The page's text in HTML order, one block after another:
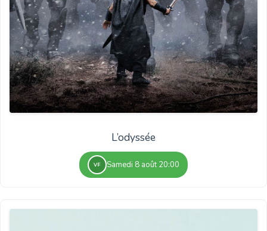
L’odyssée
VF Samedi 8 août 20:00